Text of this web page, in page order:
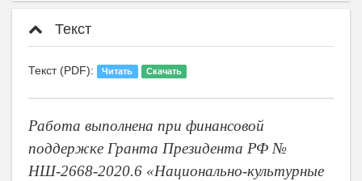
Текст
Текст (PDF): Читать Скачать
Работа выполнена при финансовой
поддержке Гранта Президента РФ №
НШ-2668-2020.6 «Национально-культурные